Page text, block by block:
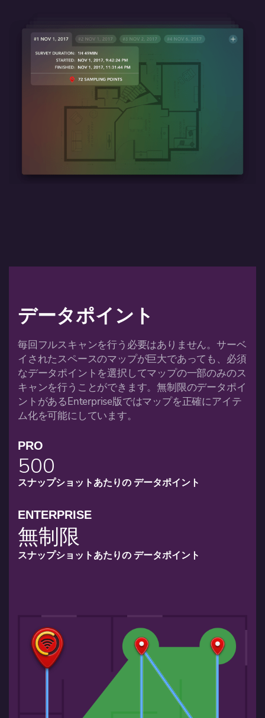
データポイント
毎回フルスキャンを行う必要はありません。サーベ
イされたスペースのマップが巨大であっても、必須
なデータポイントを選択してマップの一部のみのス
キャンを行うことができます。無制限のデータポイ
ントがあるEnterprise版ではマップを正確にアイテ
ム化を可能にしています。
PRO
500
スナップショットあたりの データポイント
ENTERPRISE
無制限
スナップショットあたりの データポイント